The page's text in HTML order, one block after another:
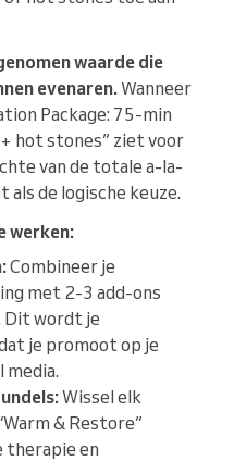
waarde die
evenaren.Wanneer
Package: 75-min
hot stones” ziet voor
van de totale a-la-
de logische keuze.
werken:
Combineer je
met 2-3 add-ons
Dit wordt je
je promoot op je
media.
Wissel elk
& Restore”
therapie en